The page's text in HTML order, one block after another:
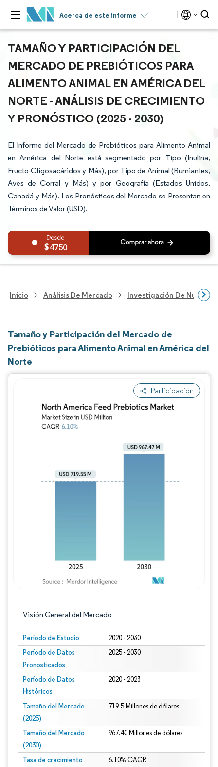
Acerca de este informe
TAMAÑO Y PARTICIPACIÓN DEL
MERCADO DE PREBIÓTICOS PARA
ALIMENTO ANIMAL EN AMÉRICA DEL
NORTE - ANÁLISIS DE CRECIMIENTO
Y PRONÓSTICO (2025 - 2030)
El Informe del Mercado de Prebióticos para Alimento Animal
en América del Norte está segmentado por Tipo (Inulina,
Fructo-Oligosacáridos y Más), por Tipo de Animal (Rumiantes,
Aves de Corral y Más) y por Geografía (Estados Unidos,
Canadá y Más). Los Pronósticos del Mercado se Presentan en
Términos de Valor (USD).
4750
Inicio Análisis De Mercado Investigación De
Tamaño y Participación del Mercado de
Prebióticos para Alimento Animal en América del
Norte
Participación
Visión General del Mercado
Período de Estudio 2020 - 2030
Período de Datos
Pronosticados
2025 - 2030
Período de Datos
Históricos
2020 - 2023
Tamaño del Mercado
(2025)
719.5 Millones de dólares
Tamaño del Mercado
(2030)
967.40 Millones de dólares
Tasa de crecimiento
6.10% CAGR